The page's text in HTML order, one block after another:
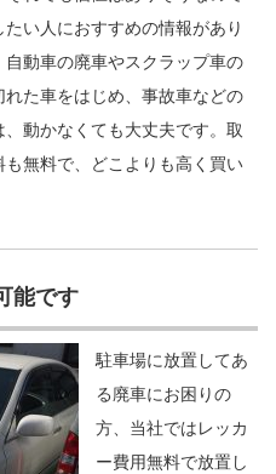
い人におすすめの情報があり
動車の廃車やスクラップ車の
た車をはじめ、事故車などの
動かなくても大丈夫です。取
無料で、どこよりも高く買い
能です
駐車場に放置してあ
る廃車にお困りの
方、当社ではレッカ
ー費用無料で放置し